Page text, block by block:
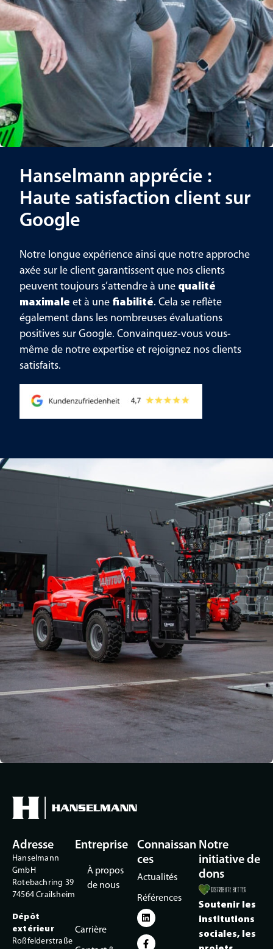
Hanselmann apprécie :
Haute satisfaction client sur
Google
Notre longue expérience ainsi que notre approche
axée sur le client garantissent que nos clients
peuvent toujours s’attendre à une qualité
maximale et à une fiabilité. Cela se reflète
également dans les nombreuses évaluations
positives sur Google. Convainquez-vous vous-
même de notre expertise et rejoignez nos clients
satisfaits.
Adresse
Hanselmann
GmbH
Rotebachring 39
74564 Crailsheim
Dépôt
extérieur
Roßfelderstraße
Entreprise
À propos
de nous
Carrière
Connaissan
ces
Actualités
Références
Notre
initiative de
dons
Soutenir les
institutions
sociales, les